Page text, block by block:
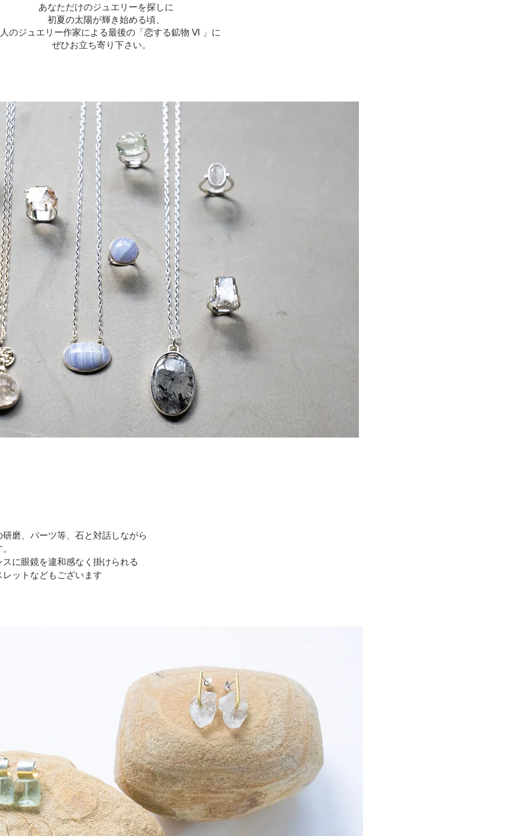
あなただけのジュエリーを探しに
初夏の太陽が輝き始める頃、
のジュエリー作家による最後の「恋する鉱物 Ⅵ 」に
ぜひお立ち寄り下さい。
磨、パーツ等、石と対話しながら
に眼鏡を違和感なく掛けられる
ットなどもございます